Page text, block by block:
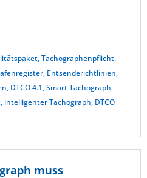
,Tachographenpflicht,
, Entsenderichtlinien,
, DTCO 4.1,Smart Tachograph,
, intelligenter Tachograph, DTCO
muss